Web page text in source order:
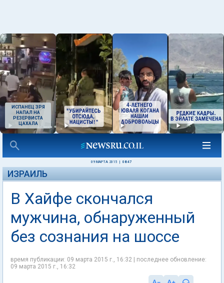
ИСПАНЕЦ ЗРЯ
НАПАЛ НА
РЕЗЕРВИСТА
ЦАХАЛА
09 МАРТА 2015 08:47
ИЗРАИЛЬ
В Хайфе скончался
мужчина, обнаруженный
без сознания на шоссе
время публикации: 09 марта 2015 г., 16:32 | последнее обновление:
09 марта 2015 г., 16:32